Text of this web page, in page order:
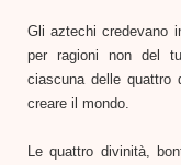
Gli aztechi credevano
per ragioni non del
ciascuna delle quattro
creare il mondo.
Le quattro divinità,